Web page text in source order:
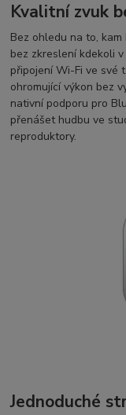
Kvalitní zvuk
Bez ohledu na to,
bez zkreslení kdekoli
připojení Wi-Fi ve své
ohromující výkon bez
nativní podporu pro
přenášet hudbu ve
reproduktory.
Jednoduché